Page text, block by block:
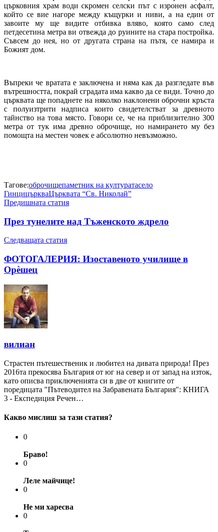
църковния храм води скромен селски път с изронен асфалт,
който се вие нагоре между къщурки и ниви, а на един от
завоите му ще видите отбивка вляво, която само след
петдесетина метра ви отвежда до руините на стара постройка.
Съвсем до нея, но от другата страна на пътя, се намира и
Божият дом.
Въпреки че вратата е заключена и няма как да разгледате във
вътрешността, покрай сградата има какво да се види. Точно до
църквата ще попаднете на няколко наклонени оброчни кръста
с полуизтрити надписа които свидетелстват за древното
тайнство на това място. Говори се, че на приблизително 300
метра от тук има древно оброчище, но намирането му без
помощта на местен човек е абсолютно невъзможно.
Тагове:оброчищепаметник на културатасело
ГинцицъркваЦърквата “Св. Николай”
Предишната статия
През тунелите над Тъженското ждрело
Следващата статия
ФОТОГАЛЕРИЯ: Изоставеното училище в
Орѐшец
вилиан
Страстен пътешественик и любител на дивата природа! През
2016та прекосява България от юг на север и от запад на изток,
като описва приключенията си в две от книгите от
поредицата "Пътеводител на Забравената България": КНИГА
3 - Експедиция Речен…
Какво мислиш за тази статия?
0
Браво!
0
Леле майчице!
0
Не ми харесва
0